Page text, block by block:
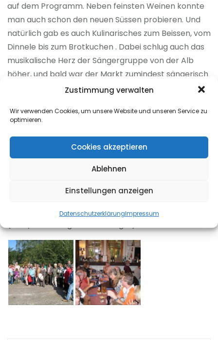
Zustimmung verwalten
Wir verwenden Cookies, um unsere Website und unseren Service zu
optimieren.
Cookies akzeptieren
Ablehnen
Einstellungen anzeigen
DatenschutzerklärungImpressum
auf dem Programm. Neben feinsten Weinen konnte
man auch schon den neuen Süssen probieren. Und
natürlich gab es auch Kulinarisches zum Beissen, vom
Dinnele bis zum Brotkuchen . Dabei schlug auch das
musikalische Herz der Sängergruppe von der Alb
höher, und bald war der Markt zumindest sängerisch
fest in der Hand der Dotternhausener. Ein schöner
heimischen Gasthaus Hirsch .
Dem Wanderkarl aus Ottenhoefen brachten die
Sängerinnen und Sänger zum Abschied ein
Sängerinnen und Sänger mit einem kräftigen
Schwarzwälder-Vesper.